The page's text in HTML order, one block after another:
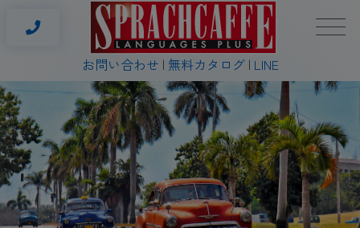
お問い合わせ 無料カタログ LINE